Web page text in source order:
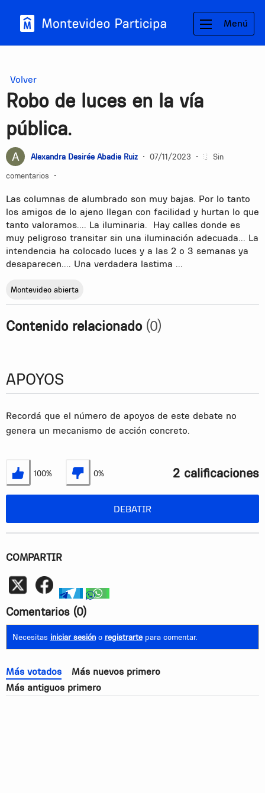
Menú
Volver
Robo de luces en la vía
pública.
Alexandra Desirée Abadie Ruiz • 07/11/2023 •
Sin
comentarios
•
Las columnas de alumbrado son muy bajas. Por lo tanto
los amigos de lo ajeno llegan con facilidad y hurtan lo que
tanto valoramos.... La iluminaria. Hay calles donde es
muy peligroso transitar sin una iluminación adecuada... La
intendencia ha colocado luces y a las 2 o 3 semanas ya
desaparecen.... Una verdadera lastima ...
Montevideo abierta
Contenido relacionado (0)
APOYOS
Recordá que el número de apoyos de este debate no
genera un mecanismo de acción concreto.
Estoy de acuerdo
100%
No estoy de acuerdo
0% 2 calificaciones
DEBATIR
COMPARTIR
telegramwhatsapp
Comentarios (0)
Necesitas iniciar sesióno registrartepara comentar.
Más votados
Más nuevos primero
Más antiguos primero